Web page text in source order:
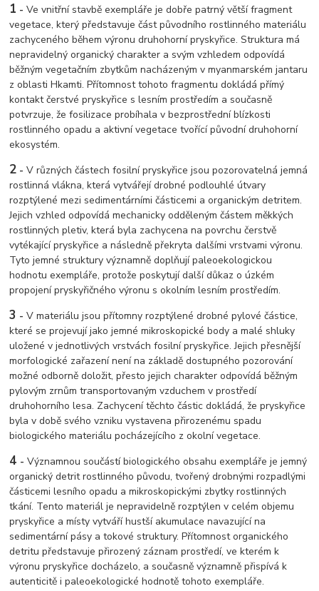
1 - Ve vnitřní stavbě exempláře je dobře patrný větší fragment
vegetace, který představuje část původního rostlinného materiálu
zachyceného během výronu druhohorní pryskyřice. Struktura má
nepravidelný organický charakter a svým vzhledem odpovídá
běžným vegetačním zbytkům nacházeným v myanmarském jantaru
z oblasti Hkamti. Přítomnost tohoto fragmentu dokládá přímý
kontakt čerstvé pryskyřice s lesním prostředím a současně
potvrzuje, že fosilizace probíhala v bezprostřední blízkosti
rostlinného opadu a aktivní vegetace tvořící původní druhohorní
ekosystém.
2 - V různých částech fosilní pryskyřice jsou pozorovatelná jemná
rostlinná vlákna, která vytvářejí drobné podlouhlé útvary
rozptýlené mezi sedimentárními částicemi a organickým detritem.
Jejich vzhled odpovídá mechanicky odděleným částem měkkých
rostlinných pletiv, která byla zachycena na povrchu čerstvě
vytékající pryskyřice a následně překryta dalšími vrstvami výronu.
Tyto jemné struktury významně doplňují paleoekologickou
hodnotu exempláře, protože poskytují další důkaz o úzkém
propojení pryskyřičného výronu s okolním lesním prostředím.
3 - V materiálu jsou přítomny rozptýlené drobné pylové částice,
které se projevují jako jemné mikroskopické body a malé shluky
uložené v jednotlivých vrstvách fosilní pryskyřice. Jejich přesnější
morfologické zařazení není na základě dostupného pozorování
možné odborně doložit, přesto jejich charakter odpovídá běžným
pylovým zrnům transportovaným vzduchem v prostředí
druhohorního lesa. Zachycení těchto částic dokládá, že pryskyřice
byla v době svého vzniku vystavena přirozenému spadu
biologického materiálu pocházejícího z okolní vegetace.
4 - Významnou součástí biologického obsahu exempláře je jemný
organický detrit rostlinného původu, tvořený drobnými rozpadlými
částicemi lesního opadu a mikroskopickými zbytky rostlinných
tkání. Tento materiál je nepravidelně rozptýlen v celém objemu
pryskyřice a místy vytváří hustší akumulace navazující na
sedimentární pásy a tokové struktury. Přítomnost organického
detritu představuje přirozený záznam prostředí, ve kterém k
výronu pryskyřice docházelo, a současně významně přispívá k
autenticitě i paleoekologické hodnotě tohoto exempláře.